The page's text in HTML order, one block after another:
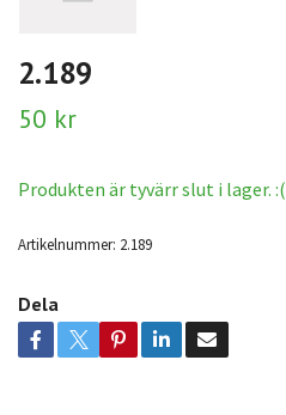
2.189
50 kr
Produkten är tyvärr slut i lager. :(
Artikelnummer: 2.189
Dela